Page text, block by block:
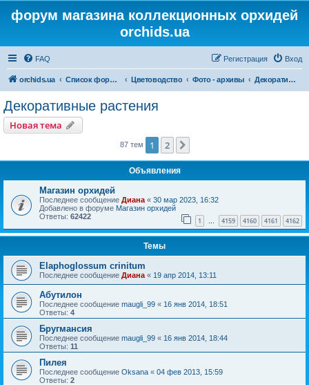
форум магазина коллекционных орхидей
orchids.ua
FAQ Вход
Регистрация
orchids.ua Список форумов Цветоводство Фото - архивы Декоративные растения
Декоративные растения
Новая тема
87 тем 1 2
Объявления
Магазин орхидей
Последнее сообщение Диана « 30 мар 2023, 16:32
Добавлено в форуме Магазин орхидей
Ответы: 62422 1 … 4159 4160 4161 4162
Темы
Elaphoglossum crinitum
Последнее сообщение Диана « 19 апр 2014, 13:11
Абутилон
Последнее сообщение maugli_99 « 16 янв 2014, 18:51
Ответы: 4
Бругмансия
Последнее сообщение maugli_99 « 16 янв 2014, 18:44
Ответы: 11
Пилея
Последнее сообщение Oksana « 04 фев 2013, 15:59
Ответы: 2